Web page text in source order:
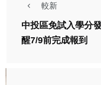
較新
中投區免試入學分
醒7/9前完成報到